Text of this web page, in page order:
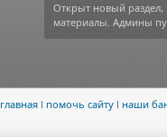
Открыт новый раздел,
материалы. Админы
главная l помочь сайту l наши